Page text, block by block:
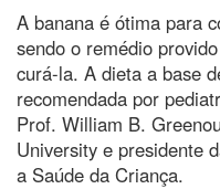
A banana é ótima para
sendo o remédio
curá-la. A dieta a base
recomendada por
Prof. William B.
University e presidente
a Saúde da Criança.